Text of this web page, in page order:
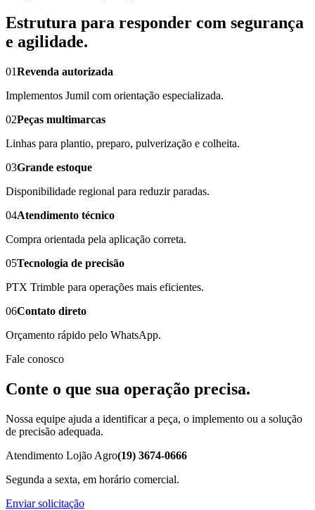
Estrutura para responder com segurança
e agilidade.
01Revenda autorizada
Implementos Jumil com orientação especializada.
02Peças multimarcas
Linhas para plantio, preparo, pulverização e colheita.
03Grande estoque
Disponibilidade regional para reduzir paradas.
04Atendimento técnico
Compra orientada pela aplicação correta.
05Tecnologia de precisão
PTX Trimble para operações mais eficientes.
06Contato direto
Orçamento rápido pelo WhatsApp.
Fale conosco
Conte o que sua operação precisa.
Nossa equipe ajuda a identificar a peça, o implemento ou a solução
de precisão adequada.
Atendimento Lojão Agro(19) 3674-0666
Segunda a sexta, em horário comercial.
Enviar solicitação